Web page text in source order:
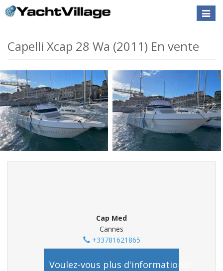
Toggle
Capelli Xcap 28 Wa (2011) En vente
Cap Med
Cannes
+33781621865
Voulez-vous plus d'informations?